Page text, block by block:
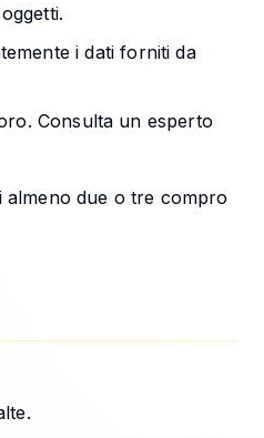
i dati forniti da
Consulta un esperto
due o tre compro